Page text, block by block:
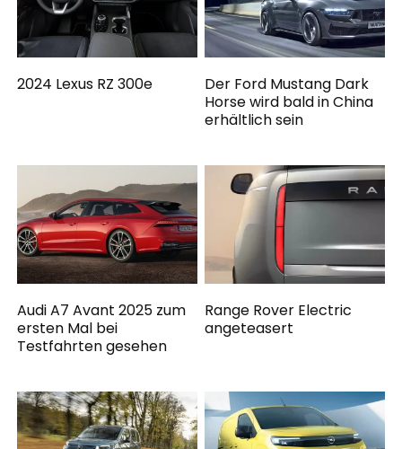
2024 Lexus RZ 300e
Der Ford Mustang Dark
Horse wird bald in China
erhältlich sein
Audi A7 Avant 2025 zum
ersten Mal bei
Testfahrten gesehen
Range Rover Electric
angeteasert